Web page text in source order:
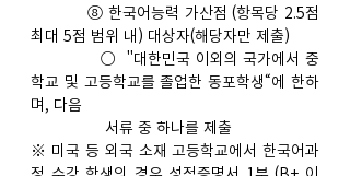
⑧ 한국어능력 가산점 (항목당 2.5점
최대 5점 범위 내) 대상자(해당자만 제출)
○  "대한민국 이외의 국가에서 중
학교 및 고등학교를 졸업한 동포학생“에 한하
며, 다음
서류 중 하나를 제출
※ 미국 등 외국 소재 고등학교에서 한국어과